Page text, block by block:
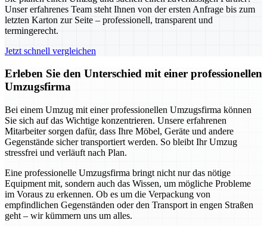
Unser erfahrenes Team steht Ihnen von der ersten Anfrage bis zum
letzten Karton zur Seite – professionell, transparent und
termingerecht.
Jetzt schnell vergleichen
Erleben Sie den Unterschied mit einer professionellen
Umzugsfirma
Bei einem Umzug mit einer professionellen Umzugsfirma können
Sie sich auf das Wichtige konzentrieren. Unsere erfahrenen
Mitarbeiter sorgen dafür, dass Ihre Möbel, Geräte und andere
Gegenstände sicher transportiert werden. So bleibt Ihr Umzug
stressfrei und verläuft nach Plan.
Eine professionelle Umzugsfirma bringt nicht nur das nötige
Equipment mit, sondern auch das Wissen, um mögliche Probleme
im Voraus zu erkennen. Ob es um die Verpackung von
empfindlichen Gegenständen oder den Transport in engen Straßen
geht – wir kümmern uns um alles.